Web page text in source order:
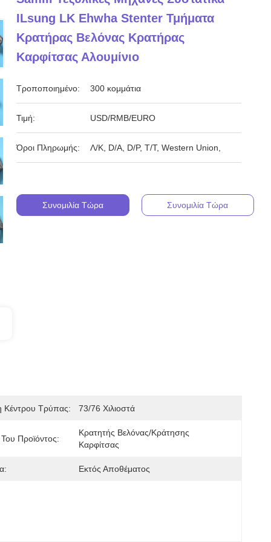
ILsung LK Ehwha Stenter Τμήματα
Κρατήρας Βελόνας Κρατήρας
Καρφίτσας Αλουμίνιο
Τροποποιημένο: 300 κομμάτια
Τιμή: USD/RMB/EURO
Όροι Πληρωμής: Λ/Κ, D/A, D/P, T/T, Western Union,
Συνομιλία Τώρα Συνομιλία Τώρα
Κέντρου Τρύπας: 73/76 Χιλιοστά
Προϊόντος:
Κρατητής Βελόνας/κράτησης
Καρφίτσας
Εκτός Αποθέματος